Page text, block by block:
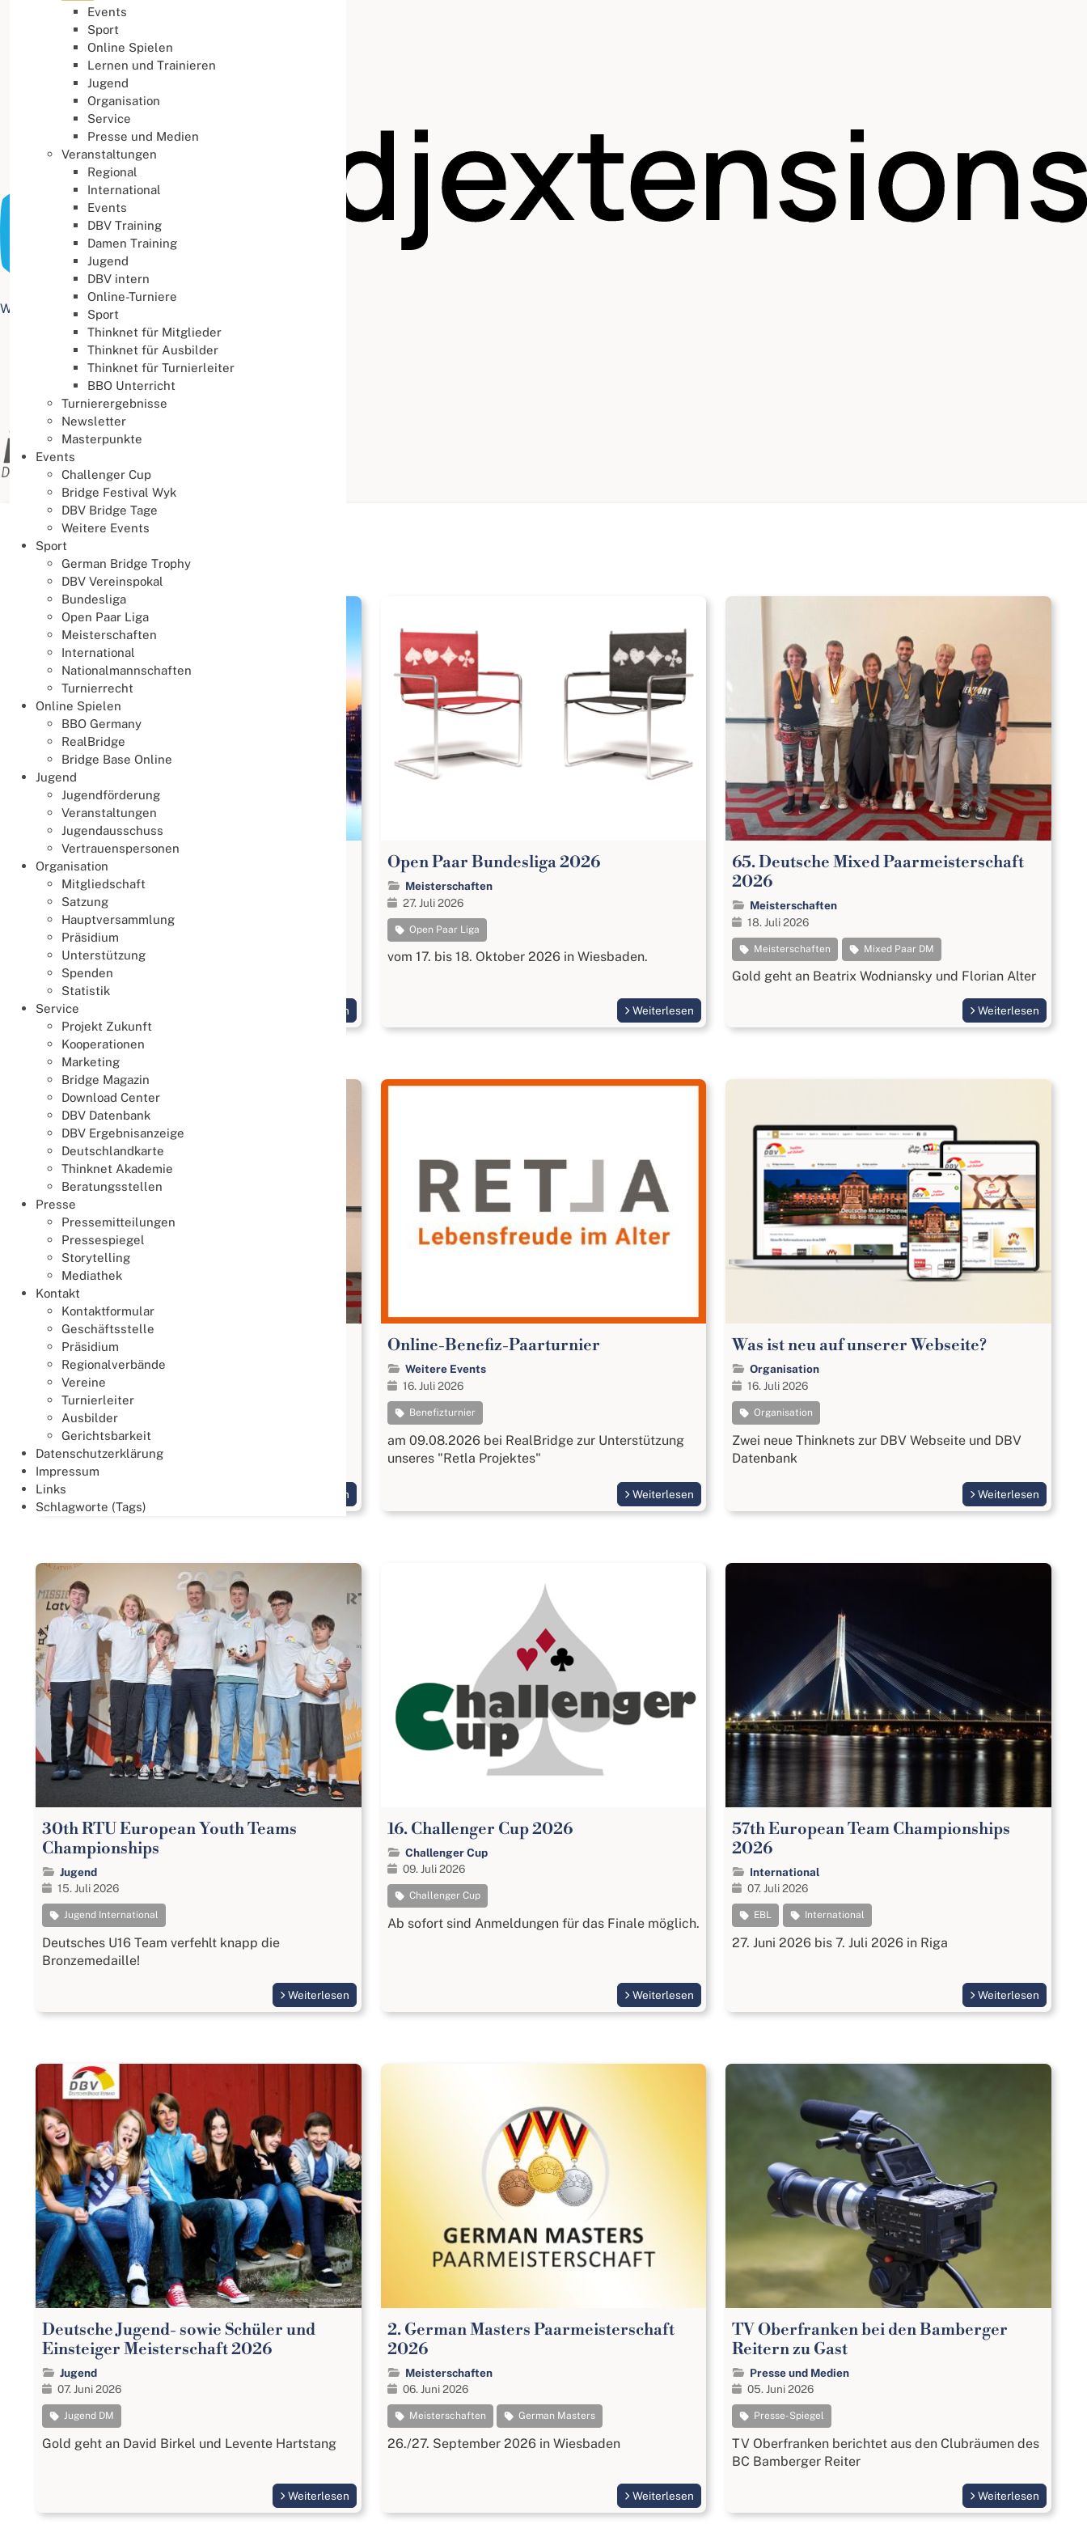
Buchstabenabstand
Web Accessibility plugin
Events
Sport
Online Spielen
Lernen und Trainieren
Jugend
Organisation
Service
Presse und Medien
Veranstaltungen
Regional
International
Events
DBV Training
Damen Training
Jugend
DBV intern
Online-Turniere
Sport
Thinknet für Mitglieder
Thinknet für Ausbilder
Thinknet für Turnierleiter
BBO Unterricht
Turnierergebnisse
Newsletter
Masterpunkte
Events
Challenger Cup
Bridge Festival Wyk
DBV Bridge Tage
Weitere Events
Sport
German Bridge Trophy
DBV Vereinspokal
Bundesliga
Open Paar Liga
Meisterschaften
International
Nationalmannschaften
Turnierrecht
Online Spielen
BBO Germany
RealBridge
Bridge Base Online
Jugend
Jugendförderung
Veranstaltungen
Jugendausschuss
Vertrauenspersonen
Organisation
Mitgliedschaft
Satzung
Hauptversammlung
Präsidium
Unterstützung
Spenden
Statistik
Service
Projekt Zukunft
Kooperationen
Marketing
Bridge Magazin
Download Center
DBV Datenbank
DBV Ergebnisanzeige
Deutschlandkarte
Thinknet Akademie
Beratungsstellen
Presse
Pressemitteilungen
Pressespiegel
Storytelling
Mediathek
Kontakt
Kontaktformular
Geschäftsstelle
Präsidium
Regionalverbände
Vereine
Turnierleiter
Ausbilder
Gerichtsbarkeit
Datenschutzerklärung
Impressum
Links
Schlagworte (Tags)
Aktuelle Seite: Startseite
News
Bridge Anfängerkurs in Frankfurt
Lernen & Trainieren
02. August 2026
Bridge kennenlernen
Start am 3. September 2026, 10 Termine jeweils
Donnerstags
Weiterlesen
Open Paar Bundesliga 2026
Meisterschaften
27. Juli 2026
Open Paar Liga
vom 17. bis 18. Oktober 2026 in Wiesbaden.
Weiterlesen
65. Deutsche Mixed Paarmeisterschaft
2026
Meisterschaften
18. Juli 2026
Meisterschaften Mixed Paar DM
Gold geht an Beatrix Wodniansky und Florian Alter
Weiterlesen
19. Deutsche Mixed Teammeisterschaft
2026
Meisterschaften
17. Juli 2026
Meisterschaften
Gold geht an das Team: "Drei Hände und ein Fuß"
Weiterlesen
Online-Benefiz-Paarturnier
Weitere Events
16. Juli 2026
Benefizturnier
am 09.08.2026 bei RealBridge zur Unterstützung
unseres "Retla Projektes"
Weiterlesen
Was ist neu auf unserer Webseite?
Organisation
16. Juli 2026
Organisation
Zwei neue Thinknets zur DBV Webseite und DBV
Datenbank
Weiterlesen
30th RTU European Youth Teams
Championships
Jugend
15. Juli 2026
Jugend International
Deutsches U16 Team verfehlt knapp die
Bronzemedaille!
Weiterlesen
16. Challenger Cup 2026
Challenger Cup
09. Juli 2026
Challenger Cup
Ab sofort sind Anmeldungen für das Finale möglich.
Weiterlesen
57th European Team Championships
2026
International
07. Juli 2026
EBL International
27. Juni 2026 bis 7. Juli 2026 in Riga
Weiterlesen
Deutsche Jugend- sowie Schüler und
Einsteiger Meisterschaft 2026
Jugend
07. Juni 2026
Jugend DM
Gold geht an David Birkel und Levente Hartstang
Weiterlesen
2. German Masters Paarmeisterschaft
2026
Meisterschaften
06. Juni 2026
Meisterschaften German Masters
26./27. September 2026 in Wiesbaden
Weiterlesen
TV Oberfranken bei den Bamberger
Reitern zu Gast
Presse und Medien
05. Juni 2026
Presse-Spiegel
TV Oberfranken berichtet aus den Clubräumen des
BC Bamberger Reiter
Weiterlesen